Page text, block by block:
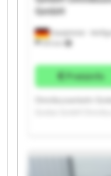
Dautphetal -
574 km
GmbH
Preisinfo
Omnibusverkehr
Omnibusverkehr
Grebe GmbH
Omnibusverkehr